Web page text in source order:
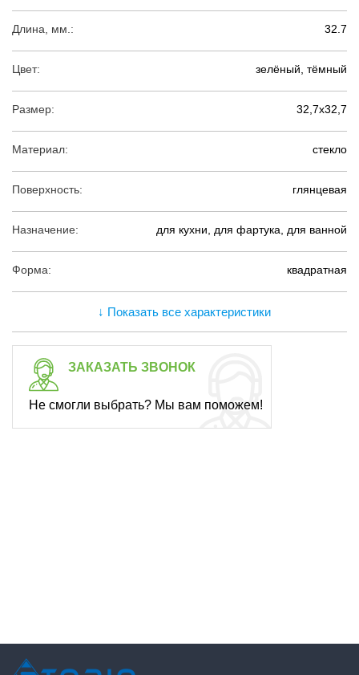
Длина, мм.: 32.7
Цвет: зелёный, тёмный
Размер: 32,7х32,7
Материал: стекло
Поверхность: глянцевая
Назначение: для кухни, для фартука, для ванной
Форма: квадратная
↓ Показать все характеристики
ЗАКАЗАТЬ ЗВОНОК
Не смогли выбрать? Мы вам поможем!